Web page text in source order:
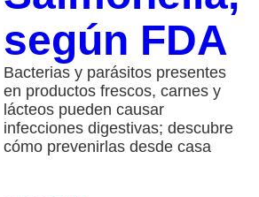
según FDA
Bacterias y parásitos presentes
en productos frescos, carnes y
lácteos pueden causar
infecciones digestivas; descubre
cómo prevenirlas desde casa